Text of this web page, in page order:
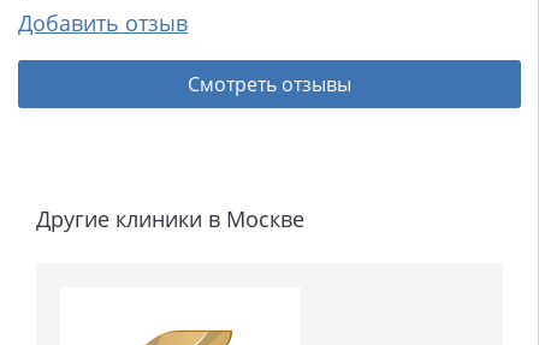
Добавить отзыв
Смотреть отзывы
Другие клиники в Москве